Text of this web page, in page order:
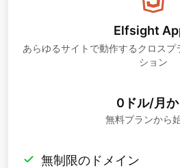
Elfsight
あらゆるサイトで動作するクロス
ション
0ドル/月か
無料プランから
無制限のドメイン